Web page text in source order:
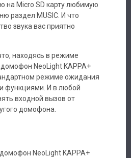
на Micro SD карту любимую
раздел MUSIC. И что
звука вас приятно
находясь в режиме
NeoLight KAPPA+
режиме ожидания
функциями. И в любой
входной вызов от
домофона.
NeoLight KAPPA+